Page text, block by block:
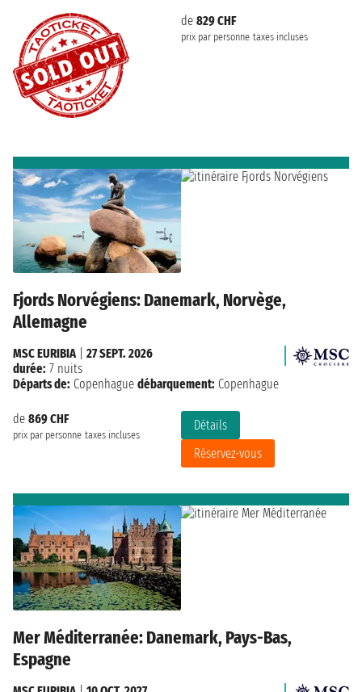
de 829 CHF
prix par personne taxes incluses
Fjords Norvégiens: Danemark, Norvège,
Allemagne
de 869 CHF
prix par personne taxes incluses
Détails
Réservez-vous
MSC EURIBIA| 27 SEPT. 2026
durée: 7 nuits
Départs de: Copenhague débarquement: Copenhague
Mer Méditerranée: Danemark, Pays-Bas,
Espagne